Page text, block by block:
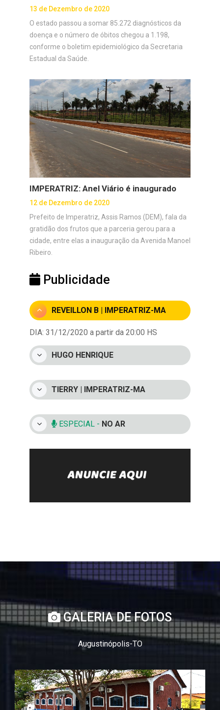
13 de Dezembro de 2020
O estado passou a somar 85.272 diagnósticos da
doença e o número de óbitos chegou a 1.198,
conforme o boletim epidemiológico da Secretaria
Estadual da Saúde.
IMPERATRIZ: Anel Viário é inaugurado
12 de Dezembro de 2020
Prefeito de Imperatriz, Assis Ramos (DEM), fala da
gratidão dos frutos que a parceria gerou para a
cidade, entre elas a inauguração da Avenida Manoel
Ribeiro.
Publicidade
REVEILLON B | IMPERATRIZ-MA
DIA: 31/12/2020 a partir da 20:00 HS
HUGO HENRIQUE
TIERRY | IMPERATRIZ-MA
ESPECIAL - NO AR
GALERIA DE FOTOS
Augustinópolis-TO